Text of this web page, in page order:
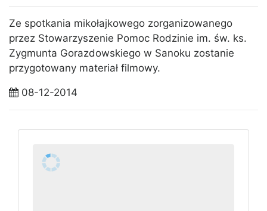
Ze spotkania mikołajkowego zorganizowanego
przez Stowarzyszenie Pomoc Rodzinie im. św. ks.
Zygmunta Gorazdowskiego w Sanoku zostanie
przygotowany materiał filmowy.
08-12-2014